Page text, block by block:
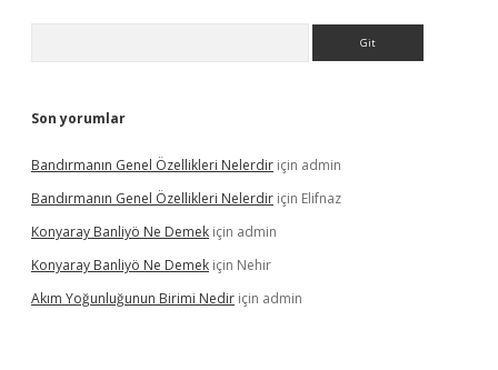
Son yorumlar
Bandırmanın Genel Özellikleri Nelerdir için admin
Bandırmanın Genel Özellikleri Nelerdir için Elifnaz
Konyaray Banliyö Ne Demek için admin
Konyaray Banliyö Ne Demek için Nehir
Akım Yoğunluğunun Birimi Nedir için admin